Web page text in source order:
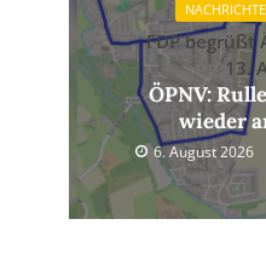
FDP begrüßt
13.
ÖPNV:
wieder
6. August 2026